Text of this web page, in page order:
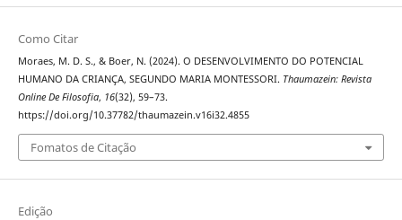
Como Citar
Moraes, M. D. S., & Boer, N. (2024). O DESENVOLVIMENTO DO POTENCIAL
HUMANO DA CRIANÇA, SEGUNDO MARIA MONTESSORI. Thaumazein: Revista
Online De Filosofia, 16(32), 59–73.
https://doi.org/10.37782/thaumazein.v16i32.4855
Fomatos de Citação
Edição